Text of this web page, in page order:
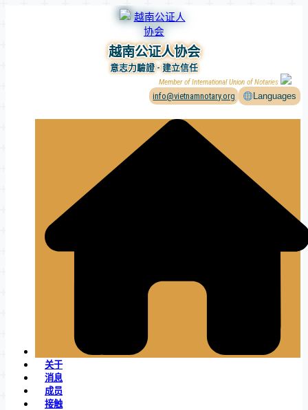
越南公证人协会
意志力驗證 - 建立信任
Member of International Union of Notaries
info@vietnamnotary.org Languages
关于
消息
成员
接触